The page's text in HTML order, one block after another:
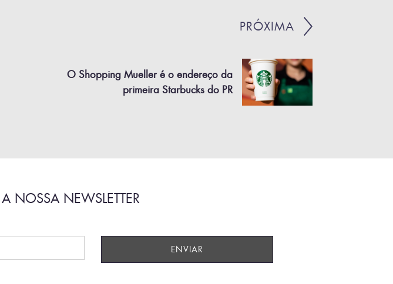
PRÓXIMA
O Shopping Mueller é o endereço da
primeira Starbucks do PR
NOSSA NEWSLETTER